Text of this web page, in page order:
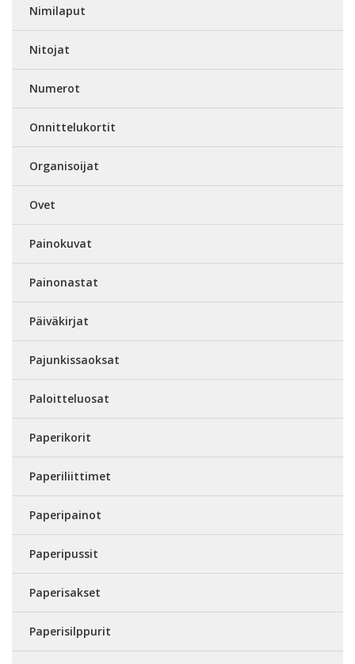
Nimilaput
Nitojat
Numerot
Onnittelukortit
Organisoijat
Ovet
Painokuvat
Painonastat
Päiväkirjat
Pajunkissaoksat
Paloitteluosat
Paperikorit
Paperiliittimet
Paperipainot
Paperipussit
Paperisakset
Paperisilppurit